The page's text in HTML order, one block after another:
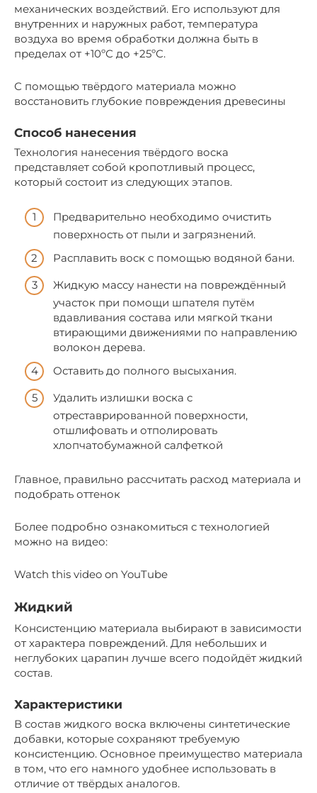
механических воздействий. Его используют для
внутренних и наружных работ, температура
воздуха во время обработки должна быть в
пределах от +10ºС до +25ºС.
С помощью твёрдого материала можно
восстановить глубокие повреждения древесины
Способ нанесения
Технология нанесения твёрдого воска
представляет собой кропотливый процесс,
который состоит из следующих этапов.
Предварительно необходимо очистить
поверхность от пыли и загрязнений.
Расплавить воск с помощью водяной бани.
Жидкую массу нанести на повреждённый
участок при помощи шпателя путём
вдавливания состава или мягкой ткани
втирающими движениями по направлению
волокон дерева.
Оставить до полного высыхания.
Удалить излишки воска с
отреставрированной поверхности,
отшлифовать и отполировать
хлопчатобумажной салфеткой
Главное, правильно рассчитать расход материала и
подобрать оттенок
Более подробно ознакомиться с технологией
можно на видео:
Watch this video on YouTube
Жидкий
Консистенцию материала выбирают в зависимости
от характера повреждений. Для небольших и
неглубоких царапин лучше всего подойдёт жидкий
состав.
Характеристики
В состав жидкого воска включены синтетические
добавки, которые сохраняют требуемую
консистенцию. Основное преимущество материала
в том, что его намного удобнее использовать в
отличие от твёрдых аналогов.